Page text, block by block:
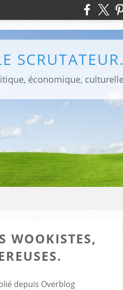
SCRUTATEUR.
WOOKISTES,
depuis Overblog